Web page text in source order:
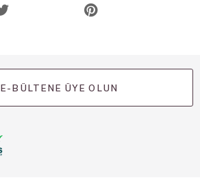
E-BÜLTENE ÜYE OLUN